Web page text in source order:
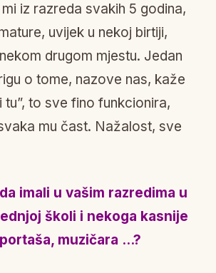
iz razreda svakih 5 godina,
uvijek u nekoj birtiji,
drugom mjestu. Jedan
o tome, nazove nas, kaže
tu”, to sve fino funkcionira,
mu čast. Nažalost, sve
imali u vašim razredima u
školi i nekoga kasnije
muzičara …?